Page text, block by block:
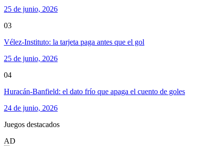
25 de junio, 2026
03
Vélez-Instituto: la tarjeta paga antes que el gol
25 de junio, 2026
04
Huracán-Banfield: el dato frío que apaga el cuento de goles
24 de junio, 2026
Juegos destacados
AD